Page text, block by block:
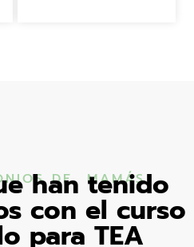
DE MAMÁS
han tenido
con el curso
para TEA